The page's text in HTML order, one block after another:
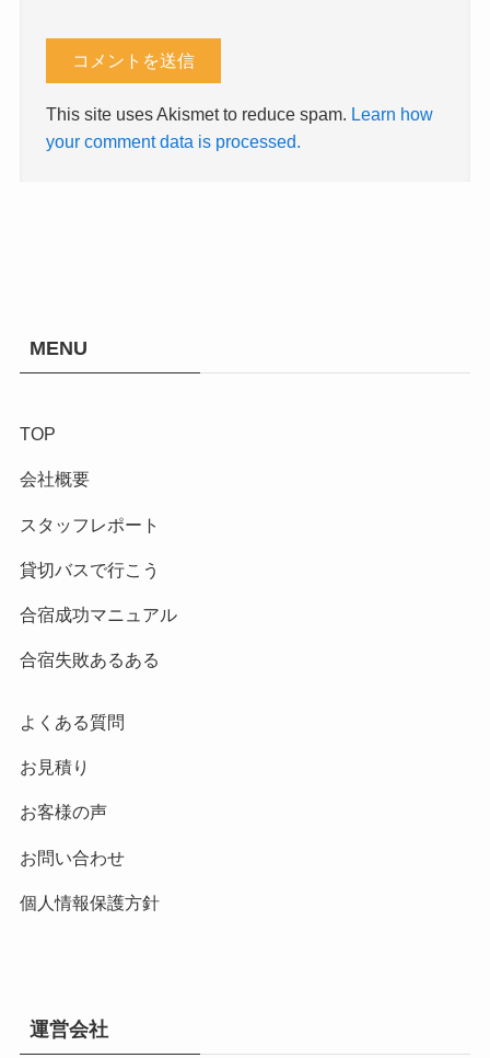
This site uses Akismet to reduce spam. Learn how
your comment data is processed.
MENU
TOP
会社概要
スタッフレポート
貸切バスで行こう
合宿成功マニュアル
合宿失敗あるある
よくある質問
お見積り
お客様の声
お問い合わせ
個人情報保護方針
運営会社